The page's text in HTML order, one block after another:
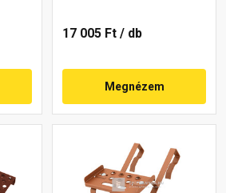
17 005 Ft / db
Megnézem